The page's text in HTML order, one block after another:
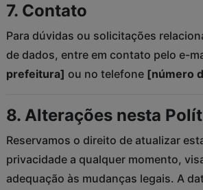
7. Contato
Para dúvidas ou solicitações
de dados, entre em contato pelo e-
prefeitura] ou no telefone [número
8. Alterações nesta
Reservamos o direito de atualizar
privacidade a qualquer momento,
adequação às mudanças legais. A